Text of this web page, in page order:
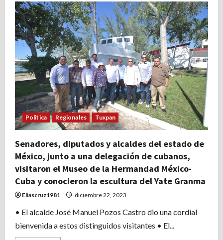
En
Tuxpan
se
entregaron
apoyos
sin
precedentes
para
el
sector
ganadero,
pesquero
y
acuícola
de
13
municipios
de
la
Politica Regionales Tuxpan
Senadores, diputados y alcaldes del estado de
México, junto a una delegación de cubanos,
visitaron el Museo de la Hermandad México-
Cuba y conocieron la escultura del Yate Granma
Eliascruz1981 diciembre 22, 2023
• El alcalde José Manuel Pozos Castro dio una cordial
bienvenida a estos distinguidos visitantes • El...